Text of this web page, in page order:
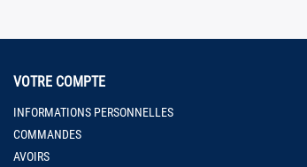
VOTRE COMPTE
INFORMATIONS PERSONNELLES
COMMANDES
AVOIRS